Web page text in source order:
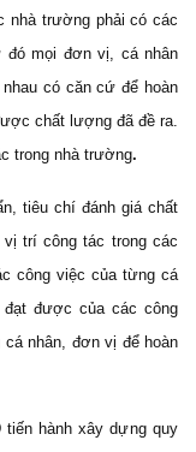
nhà trường phải có các
đó mọi đơn vị, cá nhân
có căn cứ để hoàn
chất lượng đã đề ra.
trong nhà trường.
tiêu chí đánh giá chất
trí công tác trong các
công việc của từng cá
đạt được của các công
nhân, đơn vị để hoàn
tiến hành xây dựng quy